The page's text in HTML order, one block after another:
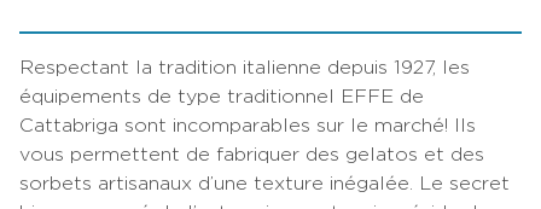
Respectant la tradition italienne depuis 1927, les
équipements de type traditionnel EFFE de
Cattabriga sont incomparables sur le marché! Ils
vous permettent de fabriquer des gelatos et des
sorbets artisanaux d’une texture inégalée. Le secret